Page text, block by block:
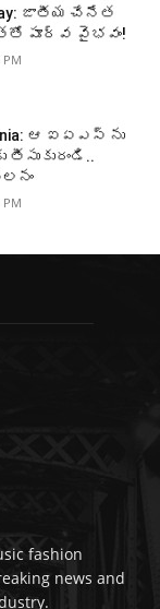
Day: జాతీయ చేనేత
పూర్వ వైభవం!
PM
ఆ ఐఏఎస్ ను
PM
fashion
news and